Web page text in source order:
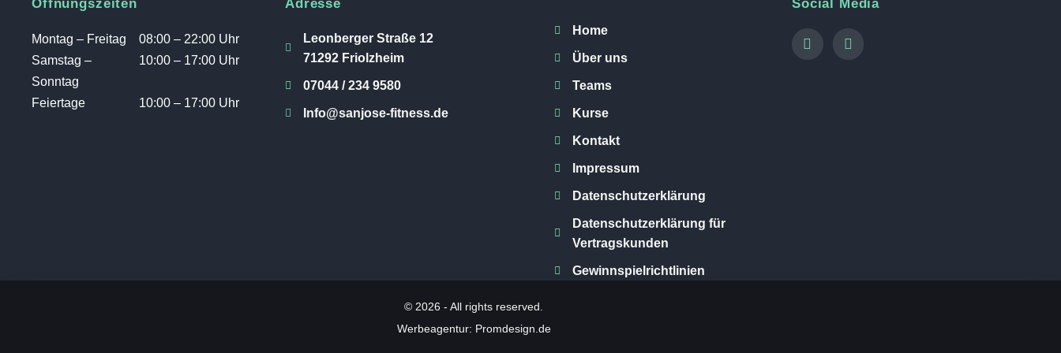
Öffnungszeiten
Montag – Freitag
08:00 – 22:00 Uhr
Samstag –
Sonntag
10:00 – 17:00 Uhr
Feiertage 10:00 – 17:00 Uhr
Adresse
Leonberger Straße 12
71292 Friolzheim
07044 / 234 9580
Info@sanjose-fitness.de
Home
Über uns
Teams
Kurse
Kontakt
Impressum
Datenschutzerklärung
Datenschutzerklärung für
Vertragskunden
Gewinnspielrichtlinien
Social Media
© 2026 - All rights reserved.
Werbeagentur: Promdesign.de